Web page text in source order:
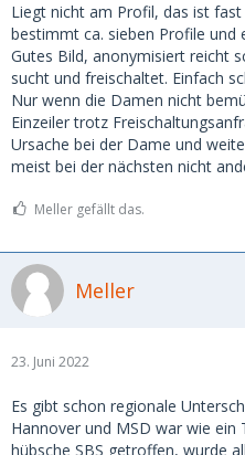
Liegt nicht am Profil, das ist
bestimmt ca. sieben Profile und
Gutes Bild, anonymisiert reicht
sucht und freischaltet. Einfach
Nur wenn die Damen nicht
Einzeiler trotz
Ursache bei der Dame und
meist bei der nächsten nicht
Meller gefällt das.
Meller
23. Juni 2022
Es gibt schon regionale
Hannover und MSD war wie
hübsche SBS getroffen, wurde